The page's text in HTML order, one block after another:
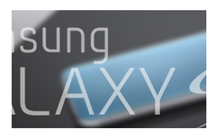
(phoneearena.com)"의 글이 있어서 필자나 나름 번역하여 정리하여
갤럭시S7 엣지를 구입하고자 하는 소비자들에게 정보를 제공하고자 한
다. 갤럭시S7 엣지의 미려함은 스크린과 메탈의 곡선에서 시작된다. 이
제품의 이름에서 알 수 있듯이 "엣지"가 함의하는 바는 다양하다. "엣
지"라는 말자체는 이 제품의 생김세를 뜻하는 낱말이기도 하지만, 국내
에서는 일종의 "간지", "멋"과 동의어..